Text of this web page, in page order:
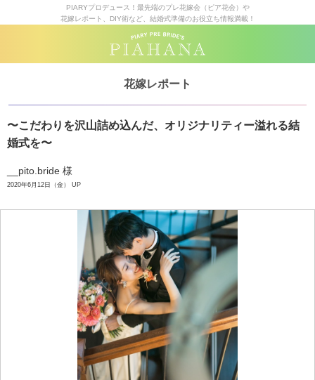
PIARYプロデュース！最先端のプレ花嫁会（ピア花会）や
花嫁レポート、DIY術など、結婚式準備のお役立ち情報満載！
花嫁レポート
〜こだわりを沢山詰め込んだ、オリジナリティー溢れる結
婚式を〜
__pito.bride 様
2020年6月12日（金） UP